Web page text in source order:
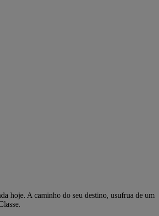
hoje. A caminho do seu destino, usufrua de um